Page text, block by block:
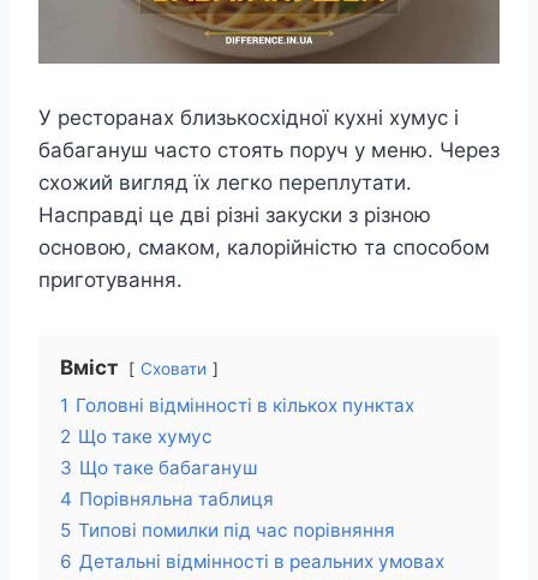
У ресторанах близькосхідної кухні хумус і
бабагануш часто стоять поруч у меню. Через
схожий вигляд їх легко переплутати.
Насправді це дві різні закуски з різною
основою, смаком, калорійністю та способом
приготування.
Вміст Сховати
1 Головні відмінності в кількох пунктах
2 Що таке хумус
3 Що таке бабагануш
4 Порівняльна таблиця
5 Типові помилки під час порівняння
6 Детальні відмінності в реальних умовах